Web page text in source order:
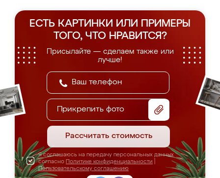
ЕСТЬ КАРТИНКИ ИЛИ ПРИМЕРЫ
ТОГО, ЧТО НРАВИТСЯ?
Присылайте — сделаем также или
лучше!
Прикрепить фото
Рассчитать стоимость
Я соглашаюсь на передачу персональных данных
согласно Политике конфиденциальности
Пользовательскому соглашению